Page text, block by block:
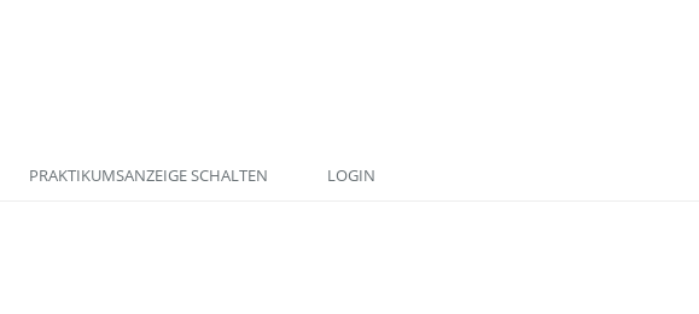
PRAKTIKUMSANZEIGE SCHALTEN LOGIN